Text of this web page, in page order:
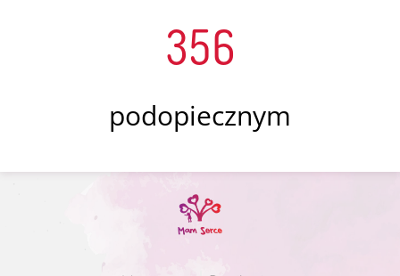
356
podopiecznym